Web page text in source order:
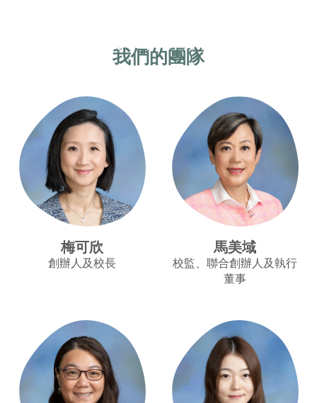
我們的團隊
梅可欣
創辦人及校長
馬美域
校監、聯合創辦人及執行
董事